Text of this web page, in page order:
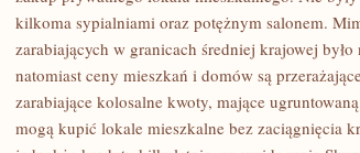
CIĄGU
KILKANAŚCIE
TEMU
WIELE
kilkoma sypialniami oraz potężnym salonem.
zarabiających w granicach średniej krajowej było
natomiast ceny mieszkań i domów są
zarabiające kolosalne kwoty, mające
mogą kupić lokale mieszkalne bez zaciągnięcia